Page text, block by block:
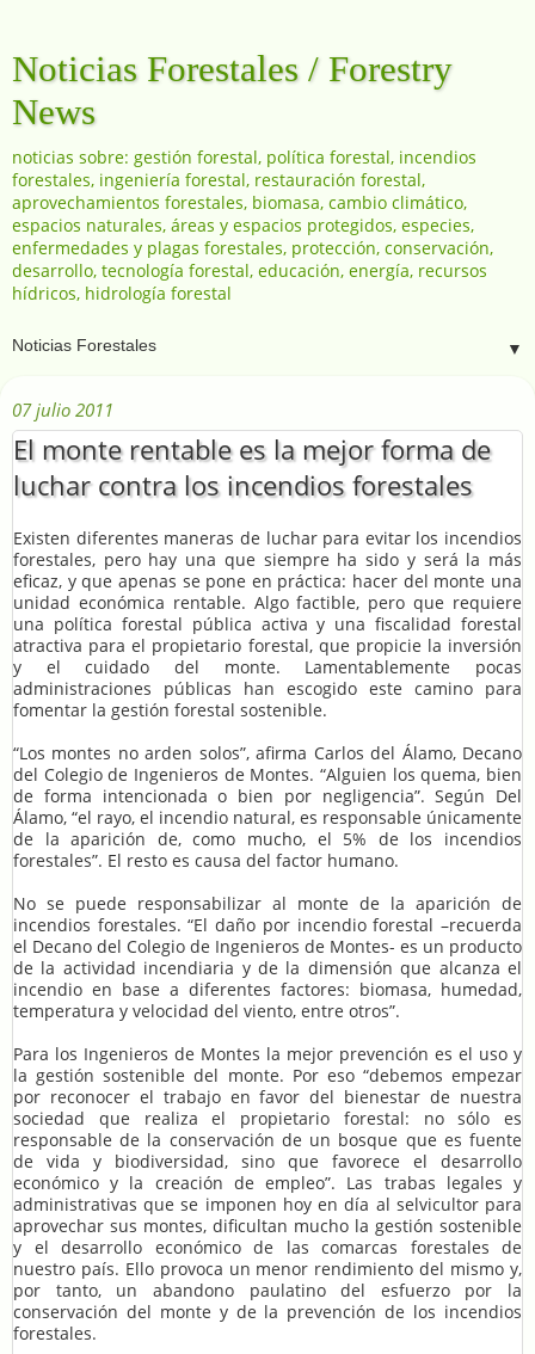
Noticias Forestales / Forestry
News
noticias sobre: gestión forestal, política forestal, incendios
forestales, ingeniería forestal, restauración forestal,
aprovechamientos forestales, biomasa, cambio climático,
espacios naturales, áreas y espacios protegidos, especies,
enfermedades y plagas forestales, protección, conservación,
desarrollo, tecnología forestal, educación, energía, recursos
hídricos, hidrología forestal
▼
07 julio 2011
El monte rentable es la mejor forma de
luchar contra los incendios forestales
Existen diferentes maneras de luchar para evitar los incendios
forestales, pero hay una que siempre ha sido y será la más
eficaz, y que apenas se pone en práctica: hacer del monte una
unidad económica rentable. Algo factible, pero que requiere
una política forestal pública activa y una fiscalidad forestal
atractiva para el propietario forestal, que propicie la inversión
y el cuidado del monte. Lamentablemente pocas
administraciones públicas han escogido este camino para
fomentar la gestión forestal sostenible.
“Los montes no arden solos”, afirma Carlos del Álamo, Decano
del Colegio de Ingenieros de Montes. “Alguien los quema, bien
de forma intencionada o bien por negligencia”. Según Del
Álamo, “el rayo, el incendio natural, es responsable únicamente
de la aparición de, como mucho, el 5% de los incendios
forestales”. El resto es causa del factor humano.
No se puede responsabilizar al monte de la aparición de
incendios forestales. “El daño por incendio forestal –recuerda
el Decano del Colegio de Ingenieros de Montes- es un producto
de la actividad incendiaria y de la dimensión que alcanza el
incendio en base a diferentes factores: biomasa, humedad,
temperatura y velocidad del viento, entre otros”.
Para los Ingenieros de Montes la mejor prevención es el uso y
la gestión sostenible del monte. Por eso “debemos empezar
por reconocer el trabajo en favor del bienestar de nuestra
sociedad que realiza el propietario forestal: no sólo es
responsable de la conservación de un bosque que es fuente
de vida y biodiversidad, sino que favorece el desarrollo
económico y la creación de empleo”. Las trabas legales y
administrativas que se imponen hoy en día al selvicultor para
aprovechar sus montes, dificultan mucho la gestión sostenible
y el desarrollo económico de las comarcas forestales de
nuestro país. Ello provoca un menor rendimiento del mismo y,
por tanto, un abandono paulatino del esfuerzo por la
conservación del monte y de la prevención de los incendios
forestales.